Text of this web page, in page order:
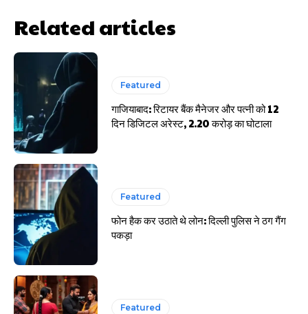
HIGHLIGHT
हर खाते के बदले मिलते थे 20 से 25 हजार
Related articles
Featured
गाजियाबाद: रिटायर बैंक मैनेजर और पत्नी को 12
दिन डिजिटल अरेस्ट, 2.20 करोड़ का घोटाला
Featured
फोन हैक कर उठाते थे लोन: दिल्ली पुलिस ने ठग गैंग
पकड़ा
Featured